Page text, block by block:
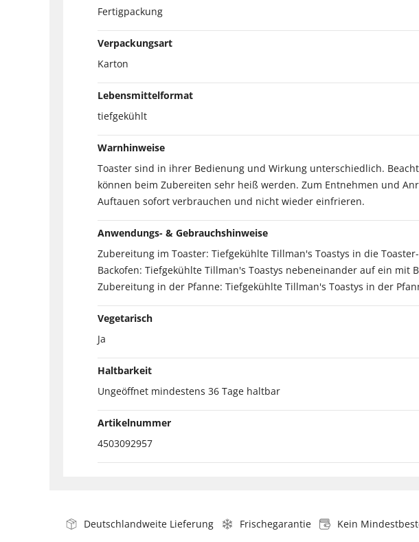
Fertigpackung
Verpackungsart
Karton
Lebensmittelformat
tiefgekühlt
Warnhinweise
Toaster sind in ihrer Bedienung und Wirkung unterschiedlich.
können beim Zubereiten sehr heiß werden. Zum Entnehmen und
Auftauen sofort verbrauchen und nicht wieder einfrieren.
Anwendungs- & Gebrauchshinweise
Zubereitung im Toaster: Tiefgekühlte Tillman's Toastys in die
Backofen: Tiefgekühlte Tillman's Toastys nebeneinander auf ein mit
Zubereitung in der Pfanne: Tiefgekühlte Tillman's Toastys in der
Vegetarisch
Ja
Haltbarkeit
Ungeöffnet mindestens 36 Tage haltbar
Artikelnummer
4503092957
Deutschlandweite Lieferung Frischegarantie Kein